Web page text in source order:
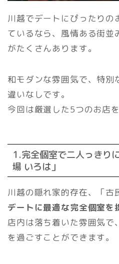
川越でデートにぴったりの
ているなら、風情ある街並
がたくさんあります。
和モダンな雰囲気で、特別
違いなしです。
今回は厳選した5つのお店
1.完全個室で二人っきり
場 いろは」
川越の隠れ家的存在、「古
デートに最適な完全個室を
店内は落ち着いた雰囲気で
を過ごすことができます。